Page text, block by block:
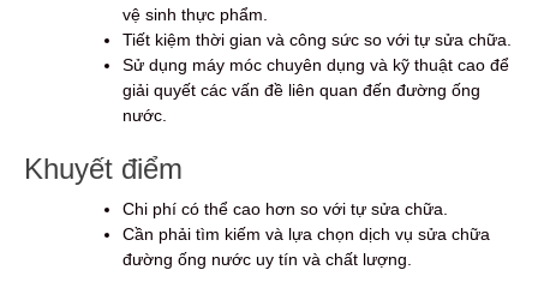
vệ sinh thực phẩm.
Tiết kiệm thời gian và công sức so với tự sửa chữa.
Sử dụng máy móc chuyên dụng và kỹ thuật cao để
giải quyết các vấn đề liên quan đến đường ống
nước.
Khuyết điểm
Chi phí có thể cao hơn so với tự sửa chữa.
Cần phải tìm kiếm và lựa chọn dịch vụ sửa chữa
đường ống nước uy tín và chất lượng.